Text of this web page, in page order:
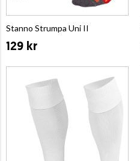
Stanno Strumpa Uni II
129 kr